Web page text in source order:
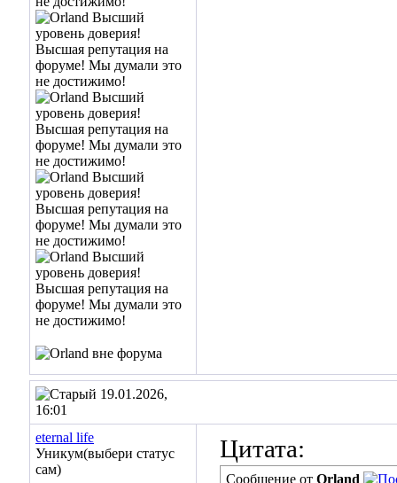
19.01.2026,
16:01
eternal life
Уникум(выбери статус
сам)
Цитата:
Сообщение от Orland